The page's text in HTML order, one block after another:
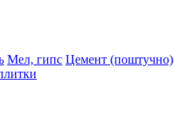
Мел, гипс Цемент (поштучно)